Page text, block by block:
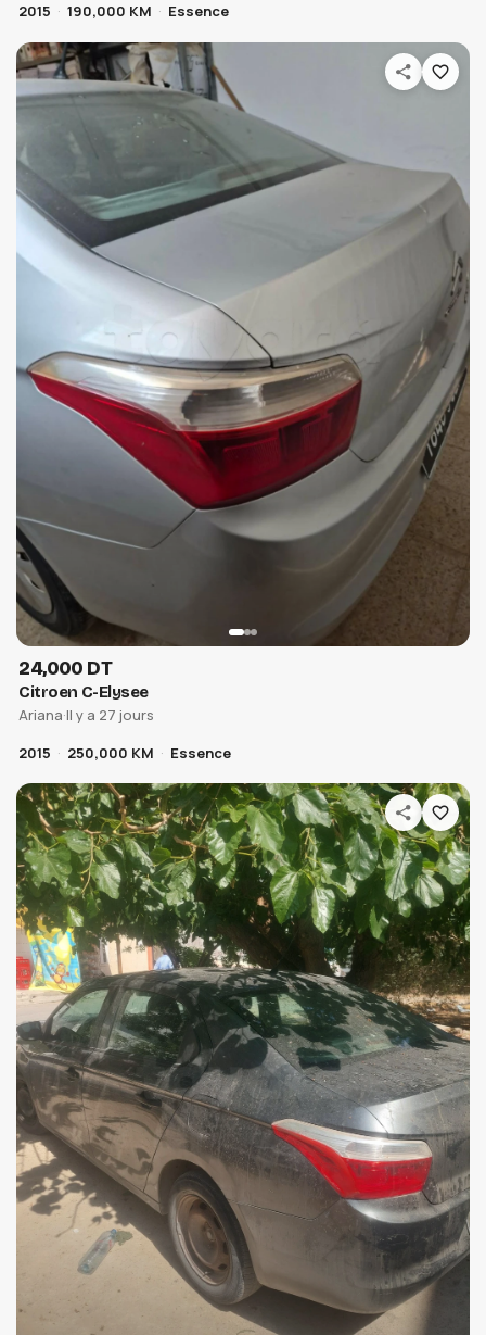
2015
190,000 KM Essence
24,000 DT
Citroen C-Elysee
Ariana·Il y a 27 jours
2015
250,000 KM Essence